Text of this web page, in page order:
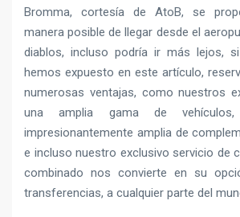
Bromma, cortesía de AtoB, se
manera posible de llegar desde el
diablos, incluso podría ir más lejos,
hemos expuesto en este artículo,
numerosas ventajas, como nuestros
una amplia gama de
impresionantemente amplia de
e incluso nuestro exclusivo servicio de
combinado nos convierte en su
transferencias, a cualquier parte del